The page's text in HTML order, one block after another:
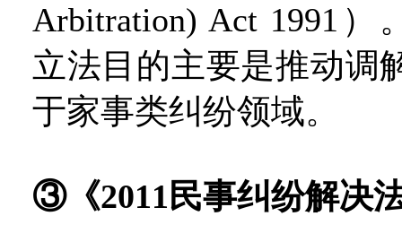
Arbitration) Act 1991）
立法目的主要是推动调
于家事类纠纷领域。
③《2011民事纠纷解决